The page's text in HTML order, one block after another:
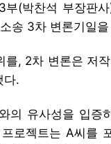
부(박찬석 부장판
송 3차 변론기일
를, 2차 변론은 저
다.
의 유사성을 입
로젝트는 A씨를